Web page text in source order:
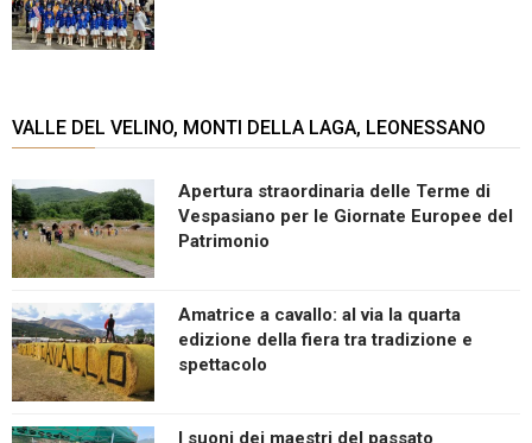
VALLE DEL VELINO, MONTI DELLA LAGA, LEONESSANO
Apertura straordinaria delle Terme di
Vespasiano per le Giornate Europee del
Patrimonio
Amatrice a cavallo: al via la quarta
edizione della fiera tra tradizione e
spettacolo
I suoni dei maestri del passato